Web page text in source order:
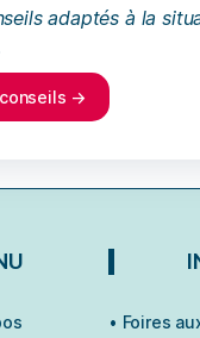
adaptés à la
→
• Foires